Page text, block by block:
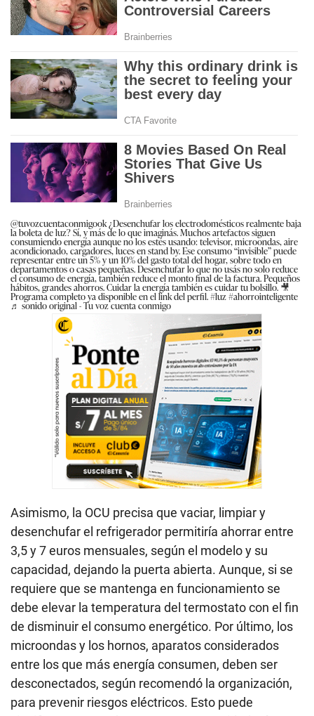
@tuvozcuentaconmigook¿Desenchufar los electrodomésticos realmente baja
la boleta de luz? Sí, y más de lo que imaginás. Muchos artefactos siguen
consumiendo energía aunque no los estés usando: televisor, microondas, aire
acondicionado, cargadores, luces en stand by. Ese consumo “invisible” puede
representar entre un 5% y un 10% del gasto total del hogar, sobre todo en
departamentos o casas pequeñas. Desenchufar lo que no usás no solo reduce
el consumo de energía, también reduce el monto final de la factura. Pequeños
hábitos, grandes ahorros. Cuidar la energía también es cuidar tu bolsillo. 🎥
Programa completo ya disponible en el link del perfil.#luz#ahorrointeligente
♬ sonido original - Tu voz cuenta conmigo
Asimismo, la OCU precisa que vaciar, limpiar y
desenchufar el refrigerador permitiría ahorrar entre
3,5 y 7 euros mensuales, según el modelo y su
capacidad, dejando la puerta abierta. Aunque, si se
requiere que se mantenga en funcionamiento se
debe elevar la temperatura del termostato con el fin
de disminuir el consumo energético. Por último, los
microondas y los hornos, aparatos considerados
entre los que más energía consumen, deben ser
desconectados, según recomendó la organización,
para prevenir riesgos eléctricos. Esto puede